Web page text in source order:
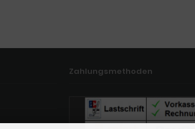
Zahlungsmethoden